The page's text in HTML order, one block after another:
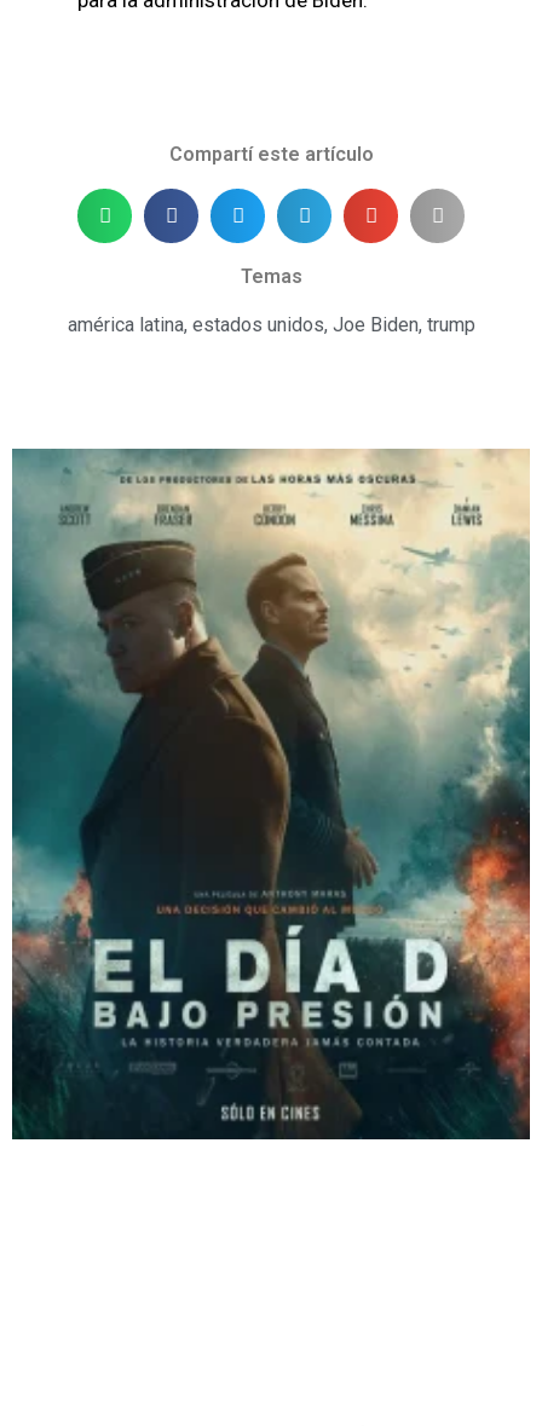
Compartí este artículo
Temas
américa latina, estados unidos, Joe Biden, trump